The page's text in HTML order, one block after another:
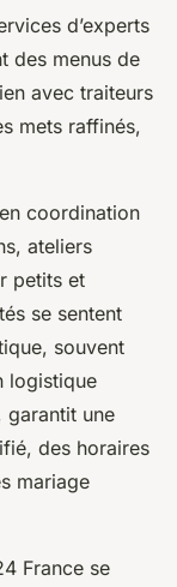
d’experts
des menus de
avec traiteurs
mets raffinés,
coordination
ateliers
petits et
se sentent
souvent
logistique
garantit une
des horaires
mariage
France se